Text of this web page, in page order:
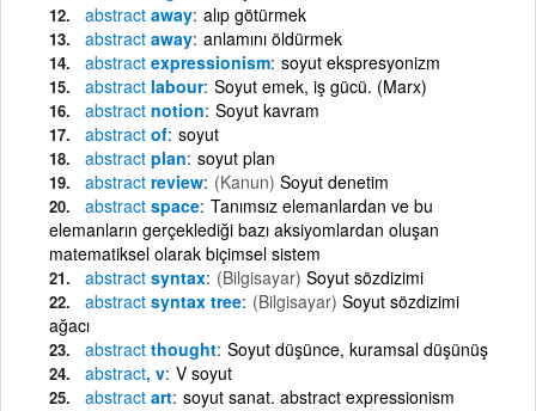
abstract away alıp götürmek
abstract away anlamını öldürmek
abstract expressionism soyut ekspresyonizm
abstract labour Soyut emek, iş gücü. (Marx)
abstract notion Soyut kavram
abstract of soyut
abstract plan soyut plan
abstract review (Kanun) Soyut denetim
abstract space Tanımsız elemanlardan ve bu
elemanların gerçeklediği bazı aksiyomlardan oluşan
matematiksel olarak biçimsel sistem
abstract syntax (Bilgisayar) Soyut sözdizimi
abstract syntax tree (Bilgisayar) Soyut sözdizimi
ağacı
abstract thought Soyut düşünce, kuramsal düşünüş
abstract, v V soyut
abstract art soyut sanat. abstract expressionism